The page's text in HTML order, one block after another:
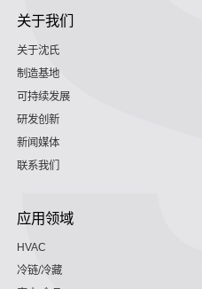
关于我们
关于沈氏
制造基地
可持续发展
研发创新
新闻媒体
联系我们
应用领域
HVAC
冷链/冷藏